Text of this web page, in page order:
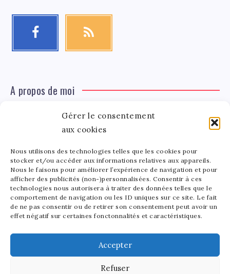
Gérer le consentement
aux cookies
Nous utilisons des technologies telles que les cookies pour
stocker et/ou accéder aux informations relatives aux appareils.
Nous le faisons pour améliorer l’expérience de navigation et pour
afficher des publicités (non-)personnalisées. Consentir à ces
technologies nous autorisera à traiter des données telles que le
comportement de navigation ou les ID uniques sur ce site. Le fait
de ne pas consentir ou de retirer son consentement peut avoir un
effet négatif sur certaines fonctonnalités et caractéristiques.
Accepter
Refuser
A propos de moi
Tinger
Léa Tinger
Fondatrice
Fondatrice de FortunedeStar.com, je fusionne ma
passion pour les cultures et l'économie des célébrités.
Entre la gestion de mon site et la poterie, je trouve le
bonheur dans l'équilibre de mes activités. Mère d'un
bout de chou de 5 ans, je partage avec lui l'amour de
l'art sous toutes ses formes.